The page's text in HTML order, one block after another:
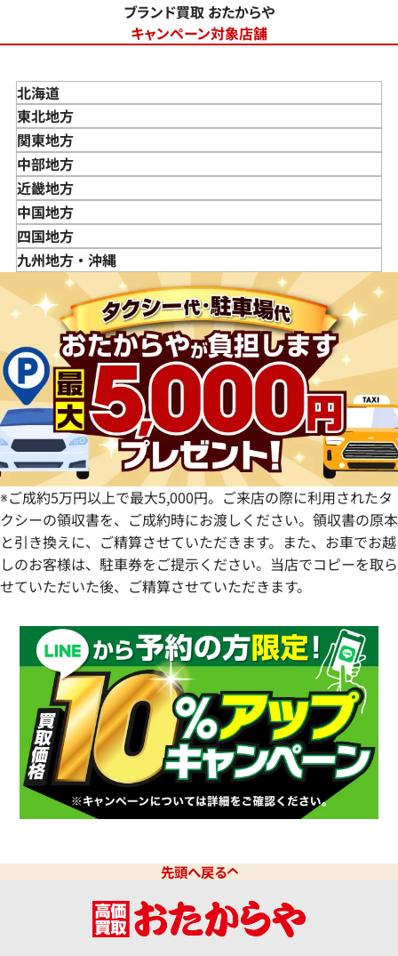
ブランド買取 おたからや
キャンペーン対象店舗
北海道
東北地方
青森県
岩手県
宮城県
秋田県
山形県
福島県
関東地方
東京都
神奈川県
埼玉県
千葉県
茨城県
栃木県
群馬県
中部地方
新潟県
富山県
石川県
山梨県
長野県
岐阜県
静岡県
愛知県
近畿地方
三重県
滋賀県
京都府
兵庫県
奈良県
和歌山県
中国地方
鳥取県
島根県
広島県
山口県
四国地方
徳島県
愛媛県
九州地方・沖縄
佐賀県
長崎県
熊本県
大分県
宮崎県
鹿児島県
※ご成約5万円以上で最大5,000円。ご来店の際に利用されたタ
クシーの領収書を、ご成約時にお渡しください。領収書の原本
と引き換えに、ご精算させていただきます。また、お車でお越
しのお客様は、駐車券をご提示ください。当店でコピーを取ら
せていただいた後、ご精算させていただきます。
先頭へ戻る